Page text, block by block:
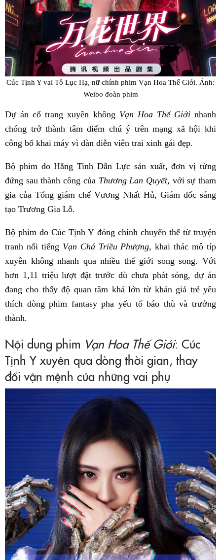
Cúc Tịnh Y vai Tô Lục Hạ, nữ chính phim Vạn Hoa Thế Giới. Ảnh:
Weibo đoàn phim
Dự án cổ trang xuyên không Vạn Hoa Thế Giớinhanh
chóng trở thành tâm điểm chú ý trên mạng xã hội khi
công bố khai máy vì dàn diễn viên trai xinh gái đẹp.
Bộ phim do Hằng Tinh Dẫn Lực sản xuất, đơn vị từng
đứng sau thành công của Thương Lan Quyết, với sự tham
gia của Tổng giám chế Vương Nhất Hủ, Giám đốc sáng
tạo Trương Gia Lỗ.
Bộ phim do Cúc Tịnh Y đóng chính chuyển thể từ truyện
tranh nổi tiếng Vạn Chá Triều Phượng, khai thác mô típ
xuyên không nhanh qua nhiều thế giới song song. Với
hơn 1,11 triệu lượt đặt trước dù chưa phát sóng, dự án
đang cho thấy độ quan tâm khá lớn từ khán giả trẻ yêu
thích dòng phim fantasy pha yếu tố báo thù và trưởng
thành.
Nội dung phim Vạn Hoa Thế Giới: Cúc
Tịnh Y xuyên qua dòng thời gian, thay
đổi vận mệnh của những vai phụ